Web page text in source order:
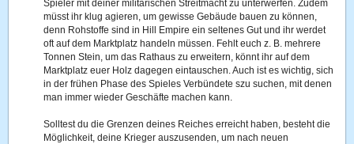
Spieler mit deiner militärischen Streitmacht zu unterwerfen. Zudem
müsst ihr klug agieren, um gewisse Gebäude bauen zu können,
denn Rohstoffe sind in Hill Empire ein seltenes Gut und ihr werdet
oft auf dem Marktplatz handeln müssen. Fehlt euch z. B. mehrere
Tonnen Stein, um das Rathaus zu erweitern, könnt ihr auf dem
Marktplatz euer Holz dagegen eintauschen. Auch ist es wichtig, sich
in der frühen Phase des Spieles Verbündete szu suchen, mit denen
man immer wieder Geschäfte machen kann.
Solltest du die Grenzen deines Reiches erreicht haben, besteht die
Möglichkeit, deine Krieger auszusenden, um nach neuen